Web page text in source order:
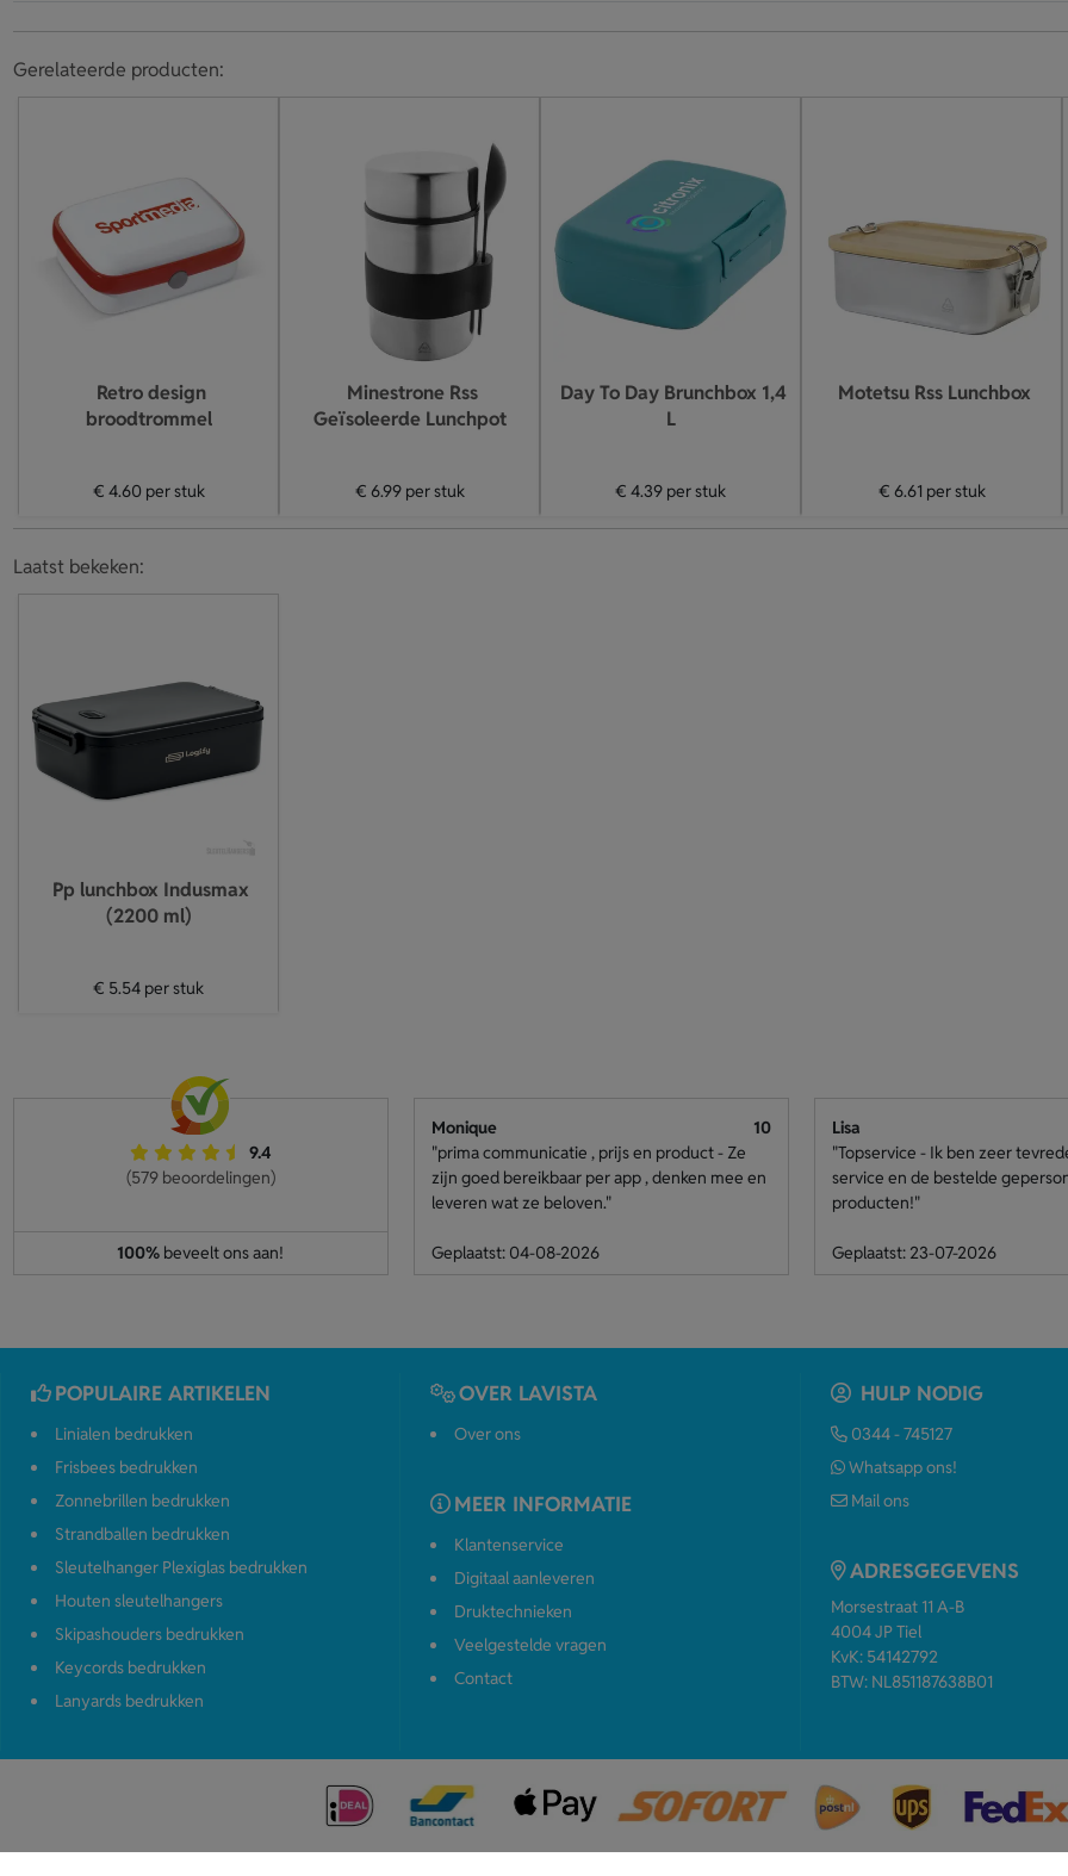
Gerelateerde producten:
Retro design
broodtrommel
€ 4.60 per stuk
Minestrone Rss
Geïsoleerde Lunchpot
€ 6.99per stuk
Day To Day Brunchbox 1,4
L
€ 4.39 per stuk
Motetsu Rss Lunchbox
€ 6.61 per stuk
Laatst bekeken:
Pp lunchbox Indusmax
(2200 ml)
€ 5.54 per stuk
9.4
(579 beoordelingen)
100% beveelt ons aan!
Monique
10
"prima communicatie , prijs en product - Ze
zijn goed bereikbaar per app , denken mee en
leveren wat ze beloven."
Geplaatst: 04-08-2026
Lisa
"Topservice - Ik ben zeer
service en de bestelde
producten!"
Geplaatst: 23-07-2026
POPULAIRE ARTIKELEN
Linialen bedrukken
Frisbees bedrukken
Zonnebrillen bedrukken
Strandballen bedrukken
Sleutelhanger Plexiglas bedrukken
Houten sleutelhangers
Skipashouders bedrukken
Keycords bedrukken
Lanyards bedrukken
OVER LAVISTA
Over ons
MEER INFORMATIE
Klantenservice
Digitaal aanleveren
Druktechnieken
Veelgestelde vragen
Contact
HULP NODIG
0344 - 745127
Whatsapp ons!
Mail ons
ADRESGEGEVENS
Morsestraat 11 A-B
4004 JP Tiel
KvK: 54142792
BTW: NL851187638B01